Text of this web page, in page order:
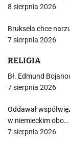
8 sierpnia 2026
Bruksela chce
7 sierpnia 2026
RELIGIA
Bł. Edmund
7 sierpnia 2026
Oddawał
w niemieckim obo…
7 sierpnia 2026